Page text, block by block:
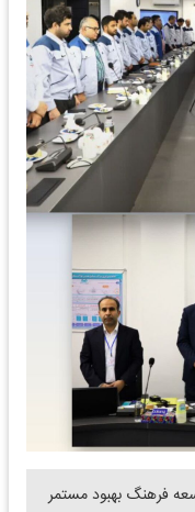
فرهنگ بهبود مستمر